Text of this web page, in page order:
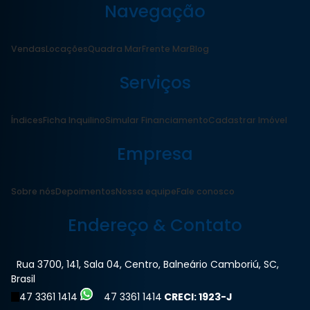
Navegação
VendasLocaçõesQuadra MarFrente MarBlog
Serviços
ÍndicesFicha InquilinoSimular FinanciamentoCadastrar Imóvel
Empresa
Sobre nósDepoimentosNossa equipeFale conosco
Endereço & Contato
Rua 3700, 141, Sala 04, Centro, Balneário Camboriú, SC,
Brasil
47 3361 1414
47 3361 1414 CRECI: 1923-J